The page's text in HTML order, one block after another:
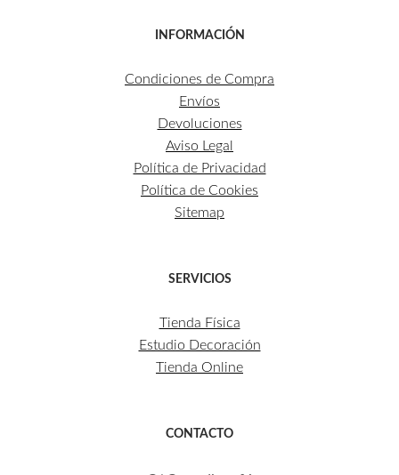
INFORMACIÓN
Condiciones de Compra
Envíos
Devoluciones
Aviso Legal
Política de Privacidad
Política de Cookies
Sitemap
SERVICIOS
Tienda Física
Estudio Decoración
Tienda Online
CONTACTO